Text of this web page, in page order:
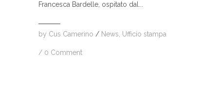
Francesca Bardelle, ospitato dal...
by Cus Camerino / News, Ufficio stampa
/ 0 Comment